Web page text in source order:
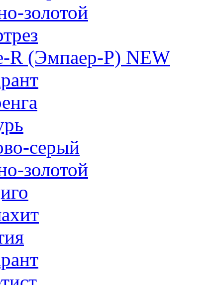
золотой
R (Эмпаер-P) NEW
серый
золотой